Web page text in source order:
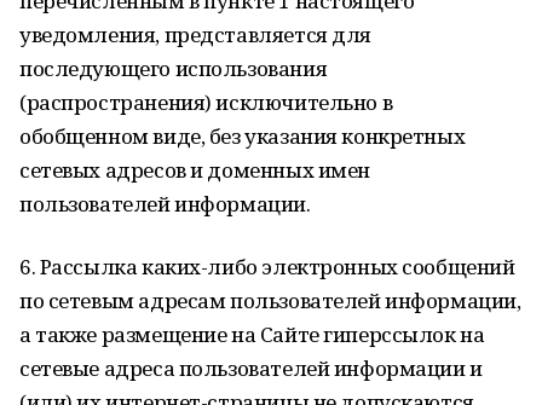
уведомления, представляется для
последующего использования
(распространения) исключительно в
обобщенном виде, без указания конкретных
сетевых адресов и доменных имен
пользователей информации.
6. Рассылка каких-либо электронных сообщений
по сетевым адресам пользователей информации,
а также размещение на Сайте гиперссылок на
сетевые адреса пользователей информации и